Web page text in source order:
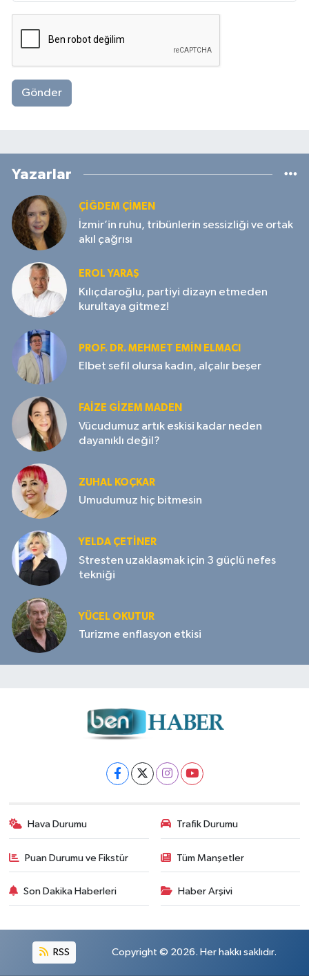
Gönder
Yazarlar
ÇIĞDEM ÇIMEN
İzmir’in ruhu, tribünlerin sessizliği ve ortak
akıl çağrısı
EROL YARAŞ
Kılıçdaroğlu, partiyi dizayn etmeden
kurultaya gitmez!
PROF. DR. MEHMET EMIN ELMACI
Elbet sefil olursa kadın, alçalır beşer
FAIZE GIZEM MADEN
Vücudumuz artık eskisi kadar neden
dayanıklı değil?
ZUHAL KOÇKAR
Umudumuz hiç bitmesin
YELDA ÇETİNER
Stresten uzaklaşmak için 3 güçlü nefes
tekniği
YÜCEL OKUTUR
Turizme enflasyon etkisi
Hava Durumu Trafik Durumu
Puan Durumu ve Fikstür Tüm Manşetler
Son Dakika Haberleri Haber Arşivi
RSS Copyright © 2026. Her hakkı saklıdır.